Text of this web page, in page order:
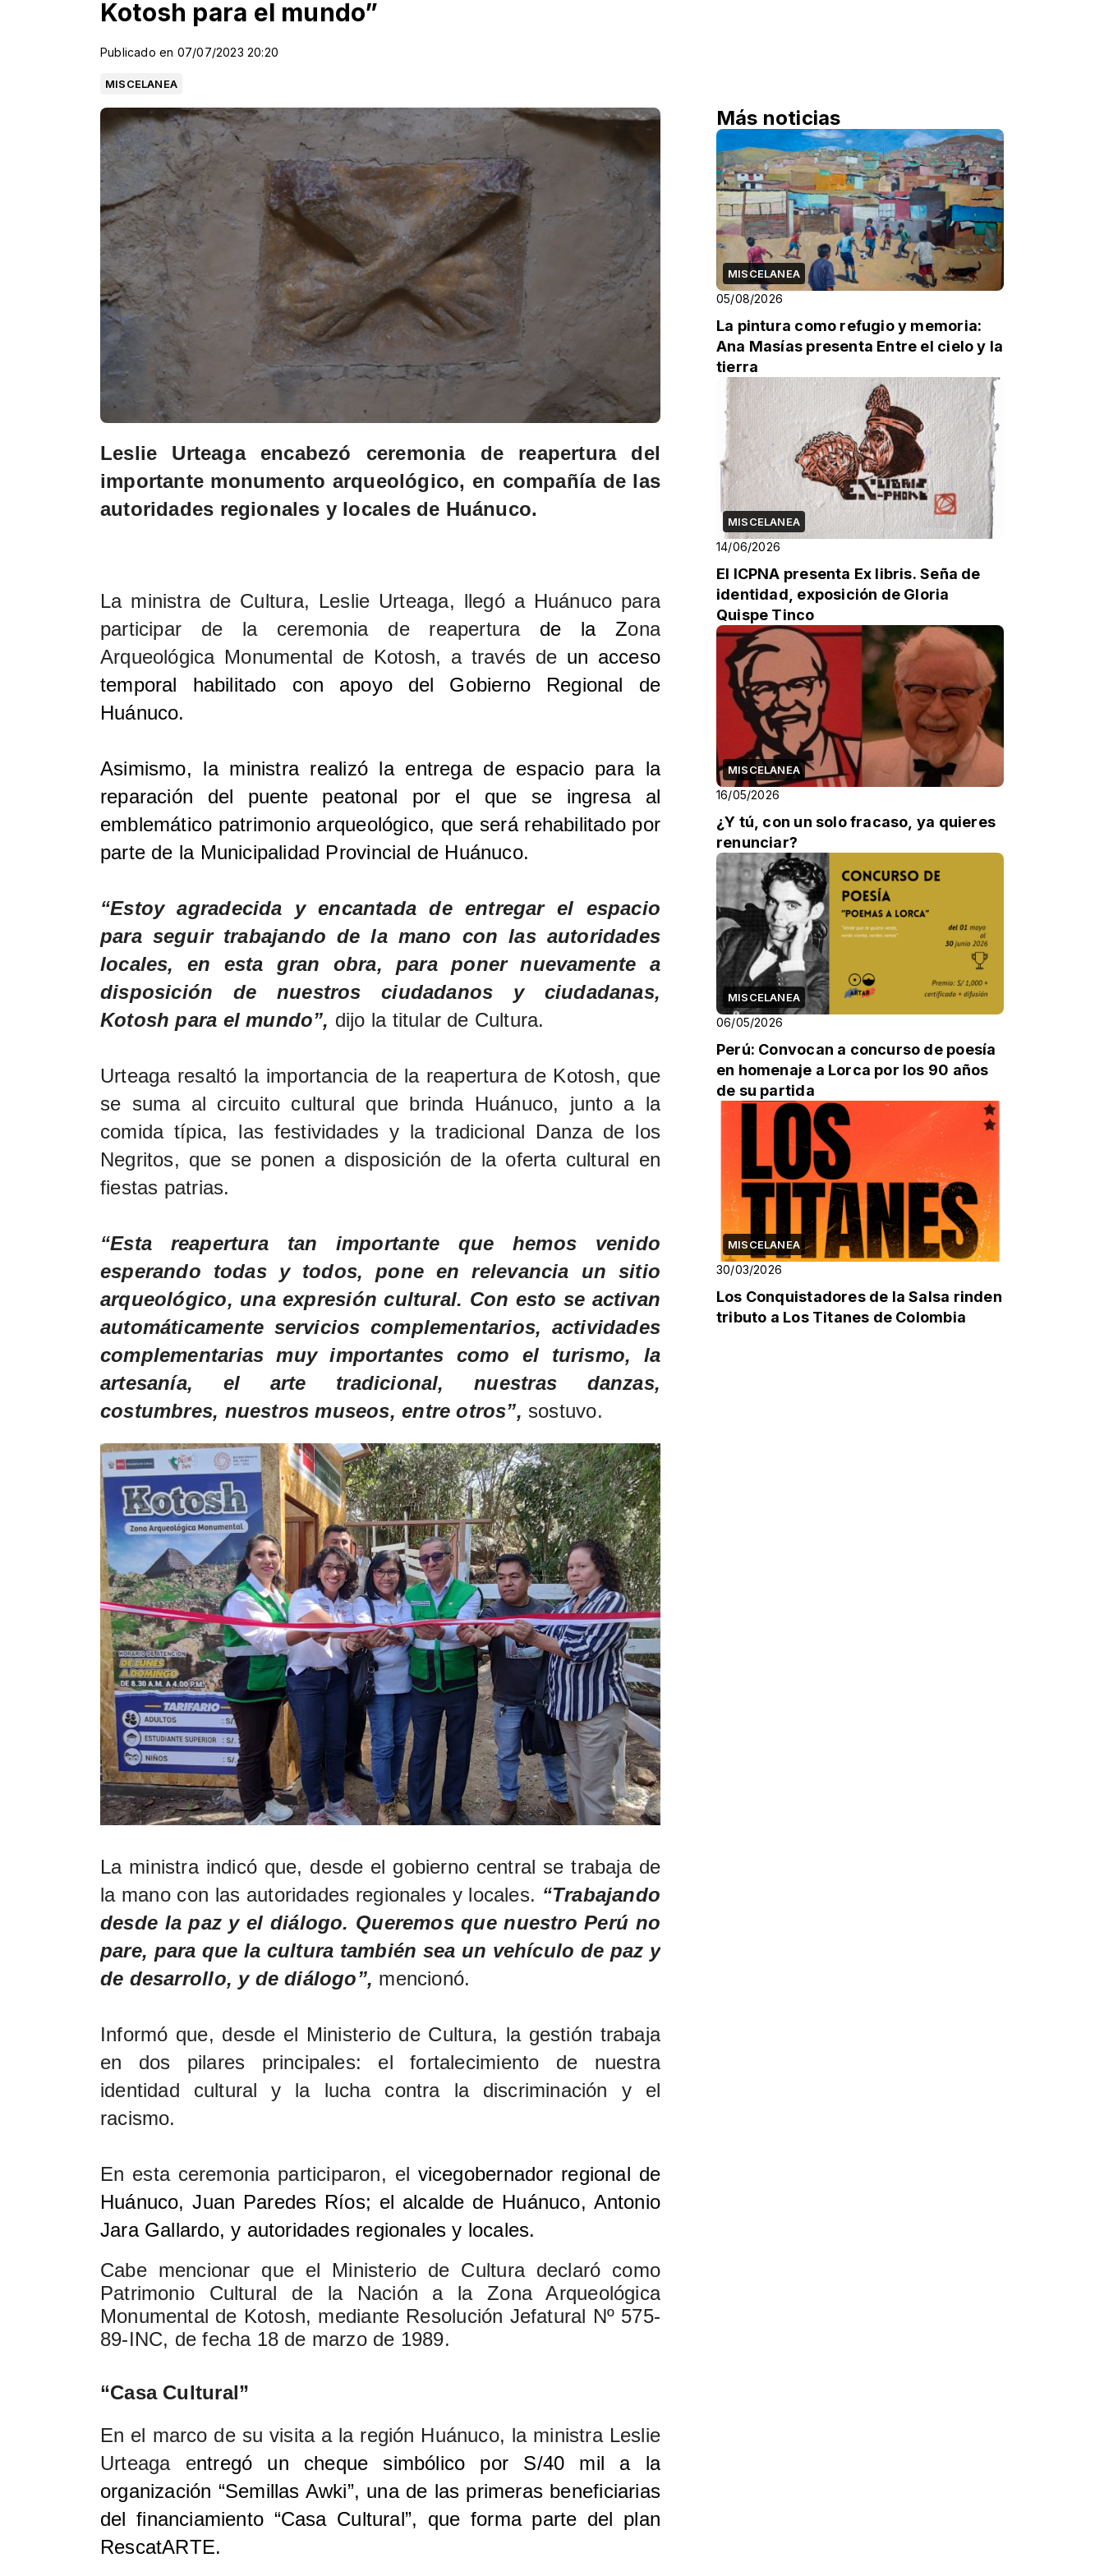
Kotosh para el mundo”
Publicado en 07/07/2023 20:20
MISCELANEA
Leslie Urteaga encabezó ceremonia de reapertura del
importante monumento arqueológico, en compañía de las
autoridades regionales y locales de Huánuco.
La ministra de Cultura, Leslie Urteaga, llegó a Huánuco para
participar de la ceremonia de reapertura de la Zona
Arqueológica Monumental de Kotosh, a través de un acceso
temporal habilitado con apoyo del Gobierno Regional de
Huánuco.
Asimismo, la ministra realizó la entrega de espacio para la
reparación del puente peatonal por el que se ingresa al
emblemático patrimonio arqueológico, que será rehabilitado por
parte de la Municipalidad Provincial de Huánuco.
“Estoy agradecida y encantada de entregar el espacio
para seguir trabajando de la mano con las autoridades
locales, en esta gran obra, para poner nuevamente a
disposición de nuestros ciudadanos y ciudadanas,
Kotosh para el mundo”, dijo la titular de Cultura.
Urteaga resaltó la importancia de la reapertura de Kotosh, que
se suma al circuito cultural que brinda Huánuco, junto a la
comida típica, las festividades y la tradicional Danza de los
Negritos, que se ponen a disposición de la oferta cultural en
fiestas patrias.
“Esta reapertura tan importante que hemos venido
esperando todas y todos, pone en relevancia un sitio
arqueológico, una expresión cultural. Con esto se activan
automáticamente servicios complementarios, actividades
complementarias muy importantes como el turismo, la
artesanía, el arte tradicional, nuestras danzas,
costumbres, nuestros museos, entre otros”, sostuvo.
La ministra indicó que, desde el gobierno central se trabaja de
la mano con las autoridades regionales y locales. “Trabajando
desde la paz y el diálogo. Queremos que nuestro Perú no
pare, para que la cultura también sea un vehículo de paz y
de desarrollo, y de diálogo”, mencionó.
Informó que, desde el Ministerio de Cultura, la gestión trabaja
en dos pilares principales: el fortalecimiento de nuestra
identidad cultural y la lucha contra la discriminación y el
racismo.
En esta ceremonia participaron, el vicegobernador regional de
Huánuco, Juan Paredes Ríos; el alcalde de Huánuco, Antonio
Jara Gallardo, y autoridades regionales y locales.
Cabe mencionar que el Ministerio de Cultura declaró como
Patrimonio Cultural de la Nación a la Zona Arqueológica
Monumental de Kotosh, mediante Resolución Jefatural Nº 575-
89-INC, de fecha 18 de marzo de 1989.
“Casa Cultural”
En el marco de su visita a la región Huánuco, la ministra Leslie
Urteaga entregó un cheque simbólico por S/40 mil a la
organización “Semillas Awki”, una de las primeras beneficiarias
del financiamiento “Casa Cultural”, que forma parte del plan
RescatARTE.
Más noticias
MISCELANEA
05/08/2026
La pintura como refugio y memoria:
Ana Masías presenta Entre el cielo y la
tierra
MISCELANEA
14/06/2026
El ICPNA presenta Ex libris. Seña de
identidad, exposición de Gloria
Quispe Tinco
MISCELANEA
16/05/2026
¿Y tú, con un solo fracaso, ya quieres
renunciar?
MISCELANEA
06/05/2026
Perú: Convocan a concurso de poesía
en homenaje a Lorca por los 90 años
de su partida
MISCELANEA
30/03/2026
Los Conquistadores de la Salsa rinden
tributo a Los Titanes de Colombia